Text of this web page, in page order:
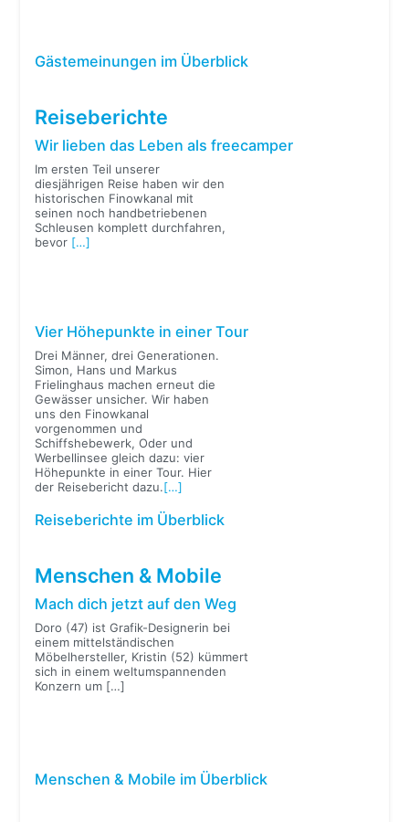
Gästemeinungen im Überblick
Reiseberichte
Wir lieben das Leben als freecamper
Im ersten Teil unserer
diesjährigen Reise haben wir den
historischen Finowkanal mit
seinen noch handbetriebenen
Schleusen komplett durchfahren,
bevor […]
Vier Höhepunkte in einer Tour
Drei Männer, drei Generationen.
Simon, Hans und Markus
Frielinghaus machen erneut die
Gewässer unsicher. Wir haben
uns den Finowkanal
vorgenommen und
Schiffshebewerk, Oder und
Werbellinsee gleich dazu: vier
Höhepunkte in einer Tour. Hier
der Reisebericht dazu.[…]
Reiseberichte im Überblick
Menschen & Mobile
Mach dich jetzt auf den Weg
Doro (47) ist Grafik-Designerin bei
einem mittelständischen
Möbelhersteller, Kristin (52) kümmert
sich in einem weltumspannenden
Konzern um […]
Menschen & Mobile im Überblick